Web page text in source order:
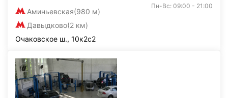
Аминьевская(980 м)
Давыдково(2 км)
Пн-Вс: 09:00 - 21:00
Очаковское ш., 10к2с2